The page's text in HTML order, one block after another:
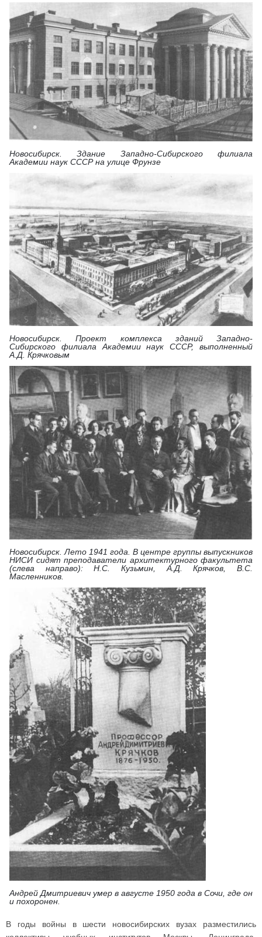
Новосибирск. Здание Западно-Сибирского филиала
Академии наук СССР на улице Фрунзе
Новосибирск. Проект комплекса зданий Западно-
Сибирского филиала Академии наук СССР, выполненный
А.Д. Крячковым
Новосибирск. Лето 1941 года. В центре группы выпускников
НИСИ сидят преподаватели архитектурного факультета
(слева направо): Н.С. Кузьмин, А.Д. Крячков, В.С.
Масленников.
Андрей Дмитриевич умер в августе 1950 года в Сочи, где он
и похоронен.
В годы войны в шести новосибирских вузах разместились